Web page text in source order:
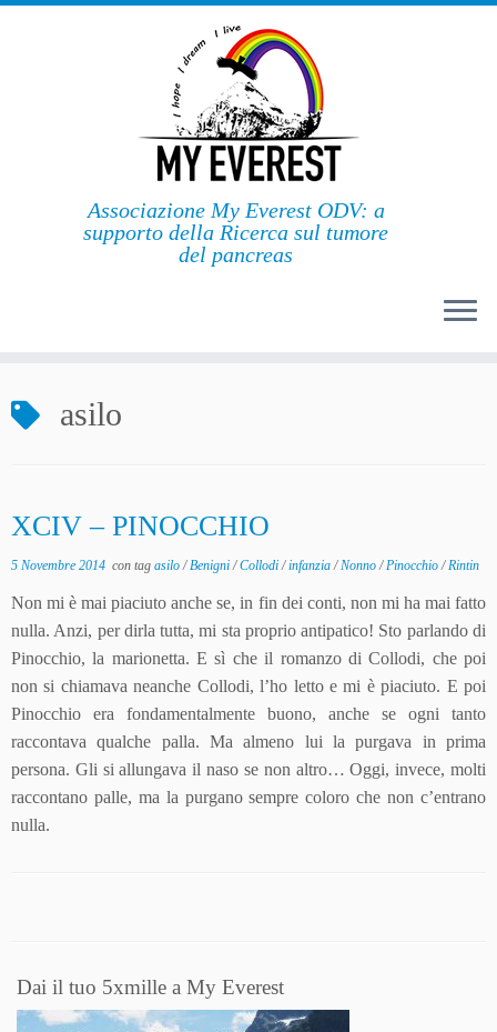
Associazione My Everest ODV: a
supporto della Ricerca sul tumore
del pancreas
asilo
XCIV – PINOCCHIO
5 Novembre 2014 con tag asilo/Benigni/Collodi/infanzia/Nonno/Pinocchio/Rintin
Non mi è mai piaciuto anche se, in fin dei conti, non mi ha mai fatto
nulla. Anzi, per dirla tutta, mi sta proprio antipatico! Sto parlando di
Pinocchio, la marionetta. E sì che il romanzo di Collodi, che poi
non si chiamava neanche Collodi, l’ho letto e mi è piaciuto. E poi
Pinocchio era fondamentalmente buono, anche se ogni tanto
raccontava qualche palla. Ma almeno lui la purgava in prima
persona. Gli si allungava il naso se non altro… Oggi, invece, molti
raccontano palle, ma la purgano sempre coloro che non c’entrano
nulla.
Dai il tuo 5xmille a My Everest